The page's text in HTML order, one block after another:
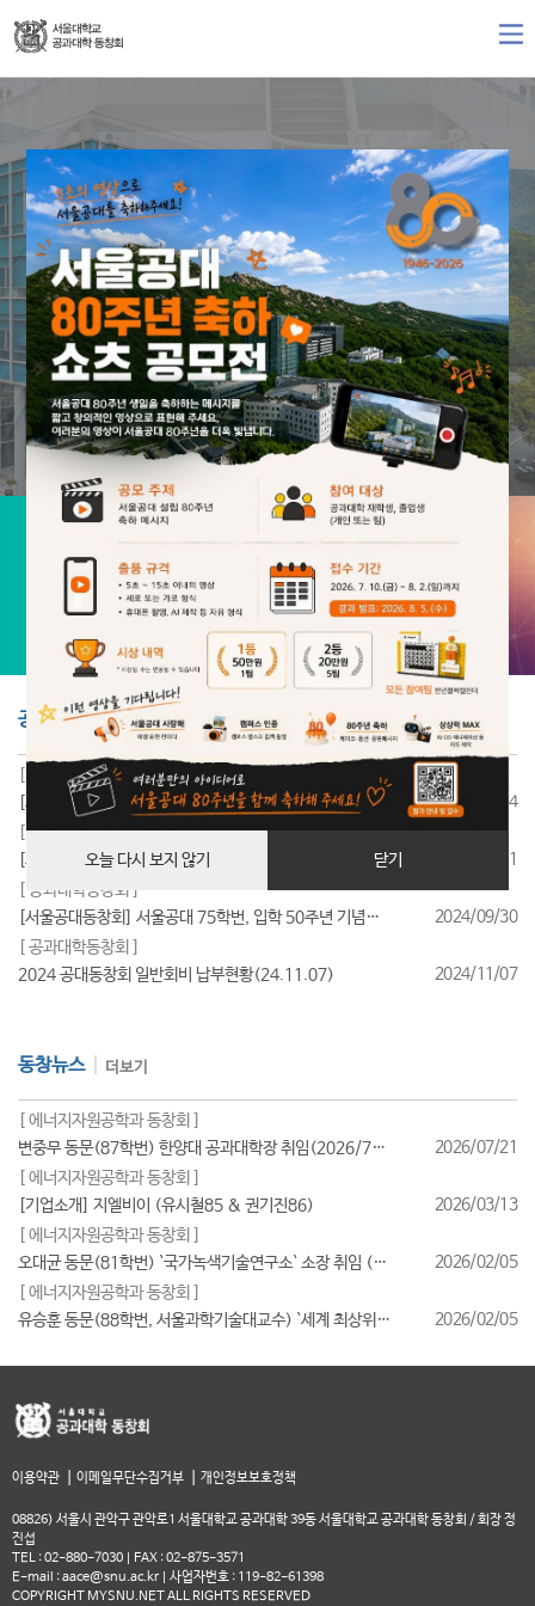
오늘 다시 보지 않기 닫기
공지사항 더보기
[ 공과대학동창회 ]
[서울공대동창회] 서울공대 85학번, 입학 40주년 기념행사 성료
2025/07/24
[ 공과대학동창회 ]
[서울공대동창회] 서울공대 95학번, 입학 30주년 기념행사 성료
2025/07/11
[ 공과대학동창회 ]
[서울공대동창회] 서울공대 75학번, 입학 50주년 기념행사 성료
2024/09/30
[ 공과대학동창회 ]
2024 공대동창회 일반회비 납부현황(24.11.07)
2024/11/07
동창뉴스 더보기
[ 에너지자원공학과 동창회 ]
변중무 동문(87학번) 한양대 공과대학장 취임(2026/7/1일자)
2026/07/21
[ 에너지자원공학과 동창회 ]
[기업소개] 지엘비이 (유시철85 & 권기진86)
2026/03/13
[ 에너지자원공학과 동창회 ]
오대균 동문(81학번) `국가녹색기술연구소` 소장 취임 (2026/2월)
2026/02/05
[ 에너지자원공학과 동창회 ]
유승훈 동문(88학번, 서울과학기술대교수) `세계 최상위 연구자 2025` 등재
2026/02/05
이용약관 이메일무단수집거부 개인정보보호정책
08826) 서울시 관악구 관악로1 서울대학교 공과대학 39동 서울대학교 공과대학 동창회 / 회장 정
진섭
TEL : 02-880-7030 | FAX : 02-875-3571
E-mail : aace@snu.ac.kr | 사업자번호 : 119-82-61398
COPYRIGHT MYSNU.NET ALL RIGHTS RESERVED